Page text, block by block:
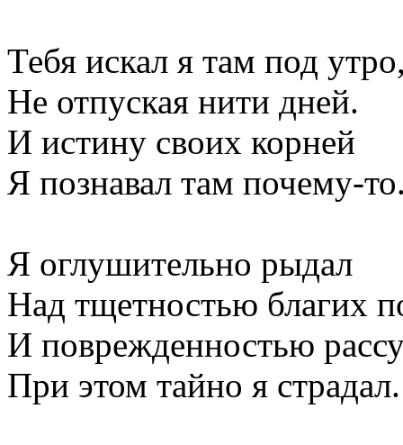
Тебя искал я там под
Не отпуская нити дней.
И истину своих корней
Я познавал там почему-
Я оглушительно рыдал
Над тщетностью благих
И поврежденностью
При этом тайно я страдал.